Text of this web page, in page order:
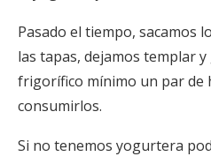
Pasado el tiempo, sacamos
las tapas, dejamos templar
frigorífico mínimo un par de
consumirlos.
Si no tenemos yogurtera